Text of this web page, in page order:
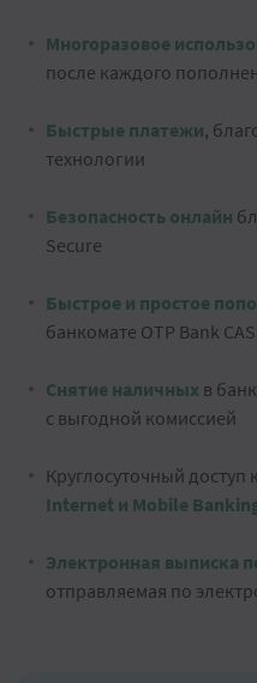
Многоразовое
после каждого
Быстрые платежи,
технологии
Безопасность онлайн
Secure
Быстрое и простое
банкомате OTP Bank
Снятие наличных в
с выгодной комиссией
Круглосуточный доступ
Internet и Mobile
Электронная выписка
отправляемая по